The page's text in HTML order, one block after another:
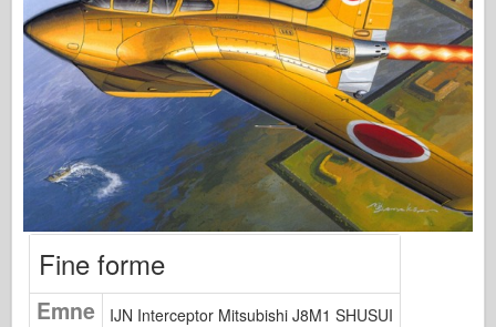
Fiskeørn Publishing
Eskadrille signal
Tankpower
Lastbiler og tanke
Waffen-Arsenal
Wydawnictwo Militaria
Maquettes
Academy
Es-modeller
Fine forme
Emne IJN Interceptor Mitsubishi J8M1 SHUSUI